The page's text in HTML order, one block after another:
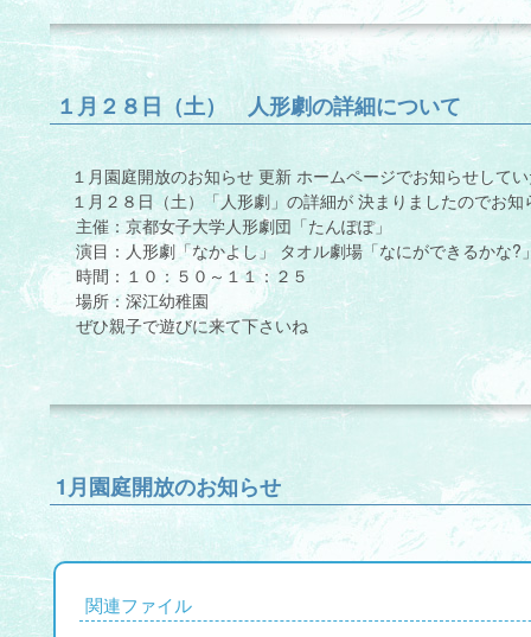
１月２８日（土） 人形劇の詳細について
１月園庭開放のお知らせ 更新 ホームページでお知らせして
１月２８日（土）「人形劇」の詳細が 決まりましたのでお知
主催：京都女子大学人形劇団「たんぽぽ」
演目：人形劇「なかよし」 タオル劇場「なにができるかな?
時間：１０：５０～１１：２５
場所：深江幼稚園
ぜひ親子で遊びに来て下さいね
1月園庭開放のお知らせ
関連ファイル